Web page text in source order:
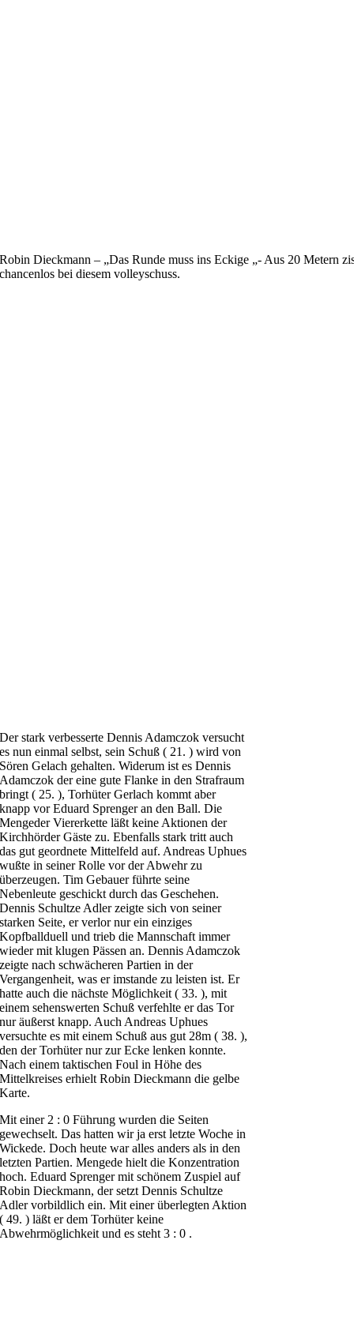
Robin Dieckmann – „Das Runde muss ins Eckige „- Aus 20 Metern
chancenlos bei diesem volleyschuss.
Der stark verbesserte Dennis Adamczok versucht
es nun einmal selbst, sein Schuß ( 21. ) wird von
Sören Gelach gehalten. Widerum ist es Dennis
Adamczok der eine gute Flanke in den Strafraum
bringt ( 25. ), Torhüter Gerlach kommt aber
knapp vor Eduard Sprenger an den Ball. Die
Mengeder Viererkette läßt keine Aktionen der
Kirchhörder Gäste zu. Ebenfalls stark tritt auch
das gut geordnete Mittelfeld auf. Andreas Uphues
wußte in seiner Rolle vor der Abwehr zu
überzeugen. Tim Gebauer führte seine
Nebenleute geschickt durch das Geschehen.
Dennis Schultze Adler zeigte sich von seiner
starken Seite, er verlor nur ein einziges
Kopfballduell und trieb die Mannschaft immer
wieder mit klugen Pässen an. Dennis Adamczok
zeigte nach schwächeren Partien in der
Vergangenheit, was er imstande zu leisten ist. Er
hatte auch die nächste Möglichkeit ( 33. ), mit
einem sehenswerten Schuß verfehlte er das Tor
nur äußerst knapp. Auch Andreas Uphues
versuchte es mit einem Schuß aus gut 28m ( 38. ),
den der Torhüter nur zur Ecke lenken konnte.
Nach einem taktischen Foul in Höhe des
Mittelkreises erhielt Robin Dieckmann die gelbe
Karte.
Mit einer 2 : 0 Führung wurden die Seiten
gewechselt. Das hatten wir ja erst letzte Woche in
Wickede. Doch heute war alles anders als in den
letzten Partien. Mengede hielt die Konzentration
hoch. Eduard Sprenger mit schönem Zuspiel auf
Robin Dieckmann, der setzt Dennis Schultze
Adler vorbildlich ein. Mit einer überlegten Aktion
( 49. ) läßt er dem Torhüter keine
Abwehrmöglichkeit und es steht 3 : 0 .